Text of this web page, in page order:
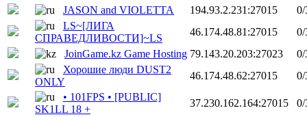
JASON and VIOLETTA
194.93.2.231:27015
0/
LS~[ЛИГА
СПРАВЕДЛИВОСТИ]~LS
46.174.48.81:27015
0/
JoinGame.kz Game Hosting 79.143.20.203:27023
0/
Хорошие люди DUST2
ONLY
46.174.48.62:27015
0/
• 101FPS • [PUBLIC]
SK1LL 18 +
37.230.162.164:27015
0/